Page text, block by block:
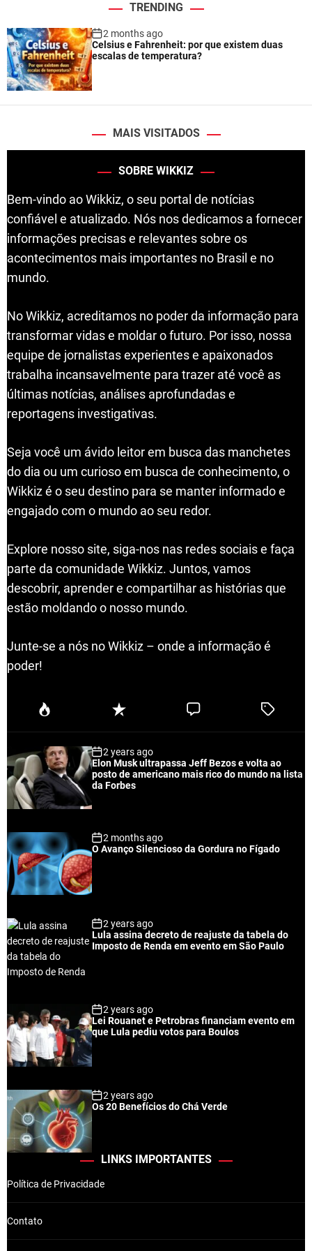
TRENDING
2 months ago
Celsius e Fahrenheit: por que existem duas
escalas de temperatura?
MAIS VISITADOS
SOBRE WIKKIZ
Bem-vindo ao Wikkiz, o seu portal de notícias
confiável e atualizado. Nós nos dedicamos a fornecer
informações precisas e relevantes sobre os
acontecimentos mais importantes no Brasil e no
mundo.
No Wikkiz, acreditamos no poder da informação para
transformar vidas e moldar o futuro. Por isso, nossa
equipe de jornalistas experientes e apaixonados
trabalha incansavelmente para trazer até você as
últimas notícias, análises aprofundadas e
reportagens investigativas.
Seja você um ávido leitor em busca das manchetes
do dia ou um curioso em busca de conhecimento, o
Wikkiz é o seu destino para se manter informado e
engajado com o mundo ao seu redor.
Explore nosso site, siga-nos nas redes sociais e faça
parte da comunidade Wikkiz. Juntos, vamos
descobrir, aprender e compartilhar as histórias que
estão moldando o nosso mundo.
Junte-se a nós no Wikkiz – onde a informação é
poder!
P
u
a
r
R
e
n
t
C
e
T
e
2 years ago
Elon Musk ultrapassa Jeff Bezos e volta ao
posto de americano mais rico do mundo na lista
da Forbes
2 months ago
O Avanço Silencioso da Gordura no Fígado
2 years ago
Lula assina decreto de reajuste da tabela do
Imposto de Renda em evento em São Paulo
2 years ago
Lei Rouanet e Petrobras financiam evento em
que Lula pediu votos para Boulos
2 years ago
Os 20 Benefícios do Chá Verde
LINKS IMPORTANTES
Política de Privacidade
Contato